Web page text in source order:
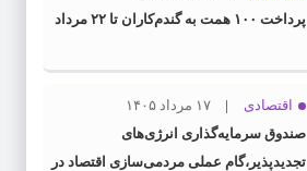
پرداخت ۱۰۰ همت به گندم‌کاران تا ۲۲ مرداد
اقتصادی
۱۷ مرداد ۱۴۰۵
صندوق سرمایه‌گذاری انرژی‌های
تجدیدپذیر،گام عملی مردمی‌سازی اقتصاد در